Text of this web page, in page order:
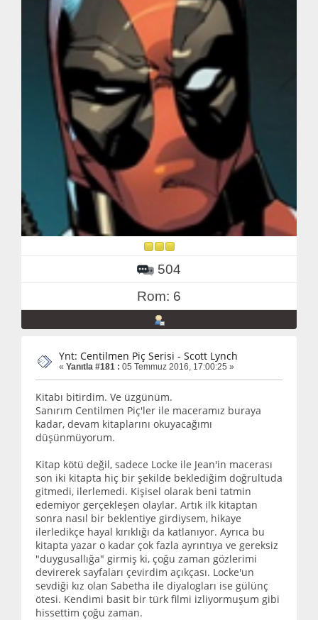
504
Rom: 6
Ynt: Centilmen Piç Serisi - Scott Lynch
« Yanıtla #181 : 05 Temmuz 2016, 17:00:25 »
Kitabı bitirdim. Ve üzgünüm.
Sanırım Centilmen Piç'ler ile maceramız buraya
kadar, devam kitaplarını okuyacağımı
düşünmüyorum.
Kitap kötü değil, sadece Locke ile Jean'in macerası
son iki kitapta hiç bir şekilde beklediğim doğrultuda
gitmedi, ilerlemedi. Kişisel olarak beni tatmin
edemiyor gerçekleşen olaylar. Artık ilk kitaptan
sonra nasıl bir beklentiye girdiysem, hikaye
ilerledikçe hayal kırıklığı da katlanıyor. Ayrıca bu
kitapta yazar o kadar çok fazla ayrıntıya ve gereksiz
"duygusallığa" girmiş ki, çoğu zaman gözlerimi
devirerek sayfaları çevirdim açıkçası. Locke'un
sevdiği kız olan Sabetha ile diyalogları ise gülünç
ötesi. Kendimi basit bir türk filmi izliyormuşum gibi
hissettim çoğu zaman.